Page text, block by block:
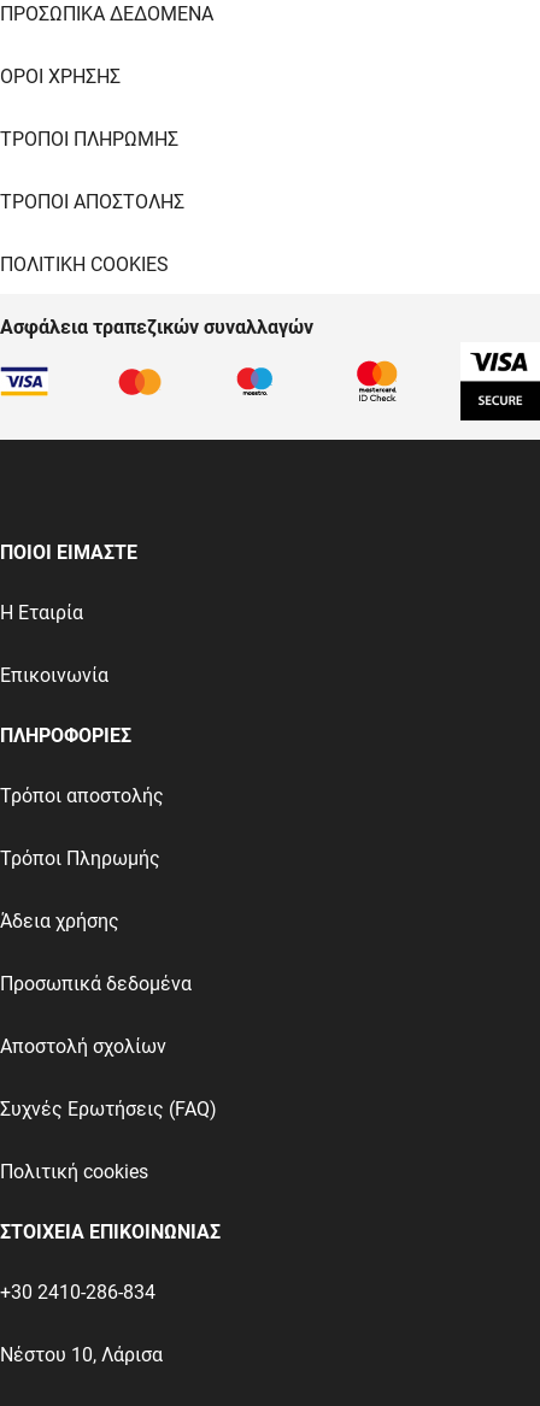
ΠΡΟΣΩΠΙΚΑ ΔΕΔΟΜΕΝΑ
ΟΡΟΙ ΧΡΗΣΗΣ
ΤΡΟΠΟΙ ΠΛΗΡΩΜΗΣ
ΤΡΟΠΟΙ ΑΠΟΣΤΟΛΗΣ
ΠΟΛΙΤΙΚΗ COOKIES
Ασφάλεια τραπεζικών συναλλαγών
ΠΟΙΟΙ ΕΙΜΑΣΤΕ
Η Εταιρία
Επικοινωνία
ΠΛΗΡΟΦΟΡΙΕΣ
Τρόποι αποστολής
Τρόποι Πληρωμής
Άδεια χρήσης
Προσωπικά δεδομένα
Αποστολή σχολίων
Συχνές Ερωτήσεις (FAQ)
Πολιτική cookies
ΣΤΟΙΧΕΙΑ ΕΠΙΚΟΙΝΩΝΙΑΣ
+30 2410-286-834
Νέστου 10, Λάρισα